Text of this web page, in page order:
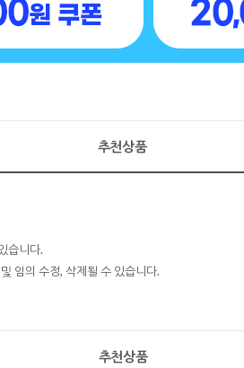
추천상품
습니다.
임의 수정, 삭제될 수 있습니다.
추천상품